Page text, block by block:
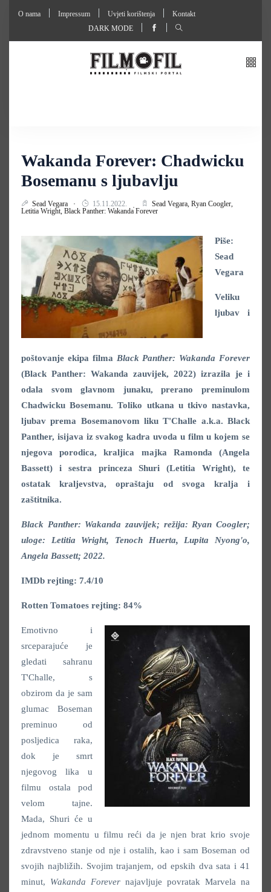
O nama Impressum Uvjeti korištenja
Kontakt
DARK MODE
Wakanda Forever: Chadwicku
Bosemanu s ljubavlju
Sead Vegara 15.11.2022. Sead Vegara, Ryan Coogler,
Letitia Wright, Black Panther: Wakanda Forever
Piše:
Sead
Vegara
Veliku
ljubav i
poštovanje ekipa filma Black Panther: Wakanda Forever
(Black Panther: Wakanda zauvijek, 2022) izrazila je i
odala svom glavnom junaku, prerano preminulom
Chadwicku Bosemanu. Toliko utkana u tkivo nastavka,
ljubav prema Bosemanovom liku T'Challe a.k.a. Black
Panther, isijava iz svakog kadra uvoda u film u kojem se
njegova porodica, kraljica majka Ramonda (Angela
Bassett) i sestra princeza Shuri (Letitia Wright), te
ostatak kraljevstva, opraštaju od svoga kralja i
zaštitnika.
Black Panther: Wakanda zauvijek; režija: Ryan Coogler;
uloge: Letitia Wright, Tenoch Huerta, Lupita Nyong'o,
Angela Bassett; 2022.
IMDb rejting: 7.4/10
Rotten Tomatoes rejting: 84%
Emotivno i
srceparajuće je
gledati sahranu
T'Challe, s
obzirom da je sam
glumac Boseman
preminuo od
posljedica raka,
dok je smrt
njegovog lika u
filmu ostala pod
velom tajne.
Mada, Shuri će u
jednom momentu u filmu reći da je njen brat krio svoje
zdravstveno stanje od nje i ostalih, kao i sam Boseman od
svojih najbližih. Svojim trajanjem, od epskih dva sata i 41
minut, Wakanda Forever najavljuje povratak Marvela na